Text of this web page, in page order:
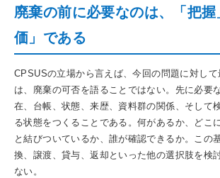
廃棄の前に必要なのは、「把
価」である
CPSUSの立場から言えば、今回の問題に対し
は、廃棄の可否を語ることではない。先に必要
在、台帳、状態、来歴、資料群の関係、そして
る状態をつくることである。何があるか、どこ
と結びついているか、誰が確認できるか。この
換、譲渡、貸与、返却といった他の選択肢を検
ない。